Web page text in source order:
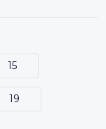
15
19